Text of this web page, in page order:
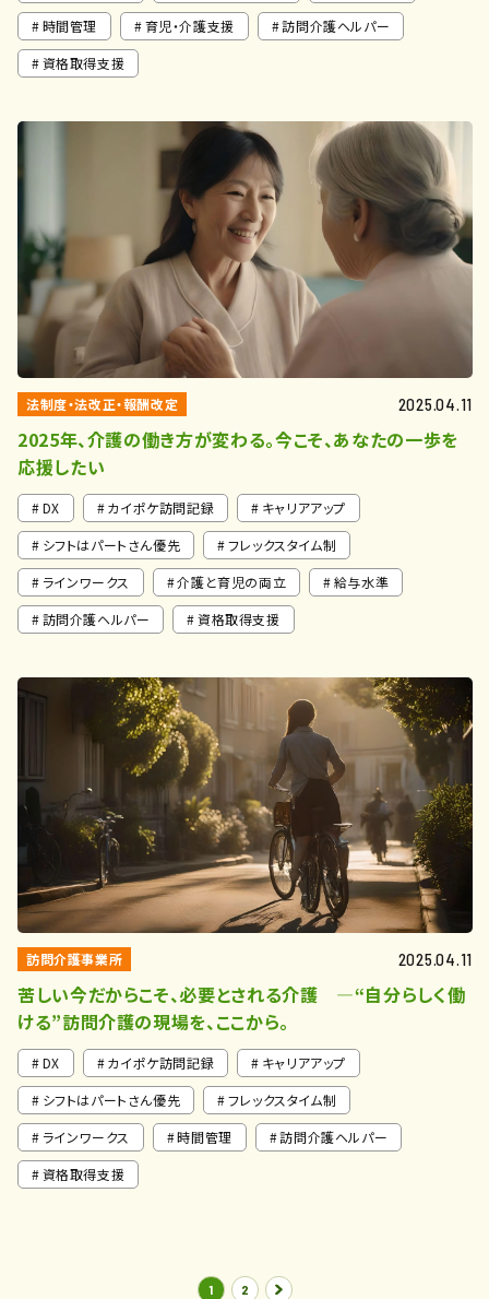
時間管理 育児・介護支援
訪問介護ヘルパー
資格取得支援
法制度・法改正・報酬改定 2025.04.11
2025年、介護の働き方が変わる。今こそ、あなたの一歩を
応援したい
DX カイポケ訪問記録
キャリアアップ
シフトはパートさん優先
フレックスタイム制
ラインワークス
介護と育児の両立
給与水準
訪問介護ヘルパー
資格取得支援
訪問介護事業所 2025.04.11
苦しい今だからこそ、必要とされる介護 ―“自分らしく働
ける”訪問介護の現場を、ここから。
DX カイポケ訪問記録
キャリアアップ
シフトはパートさん優先
フレックスタイム制
ラインワークス
時間管理
訪問介護ヘルパー
資格取得支援
1 2